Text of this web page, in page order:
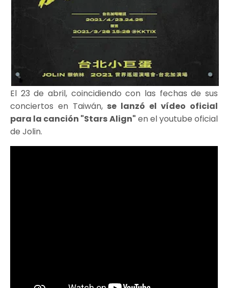
El 23 de abril, coincidiendo con las fechas de sus
conciertos en Taiwán, se lanzó el vídeo oficial
para la canción "Stars Align" en el youtube oficial
de Jolin.